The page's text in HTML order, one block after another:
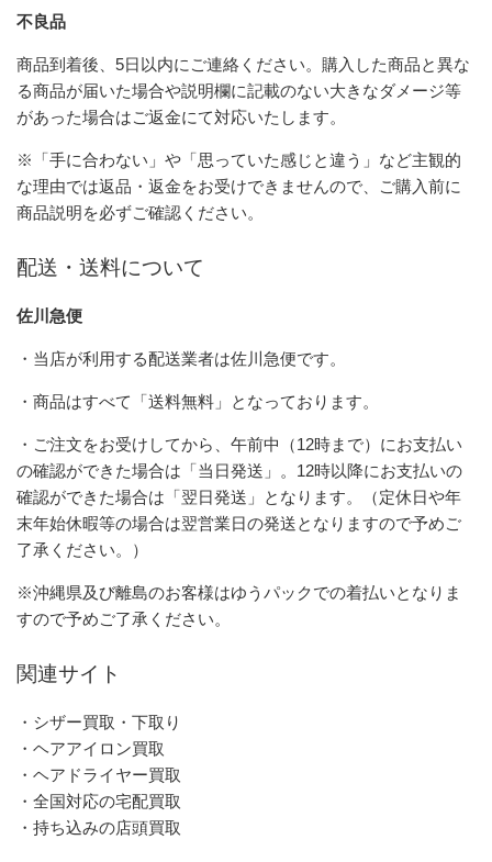
不良品
商品到着後、5日以内にご連絡ください。購入した商品と異な
る商品が届いた場合や説明欄に記載のない大きなダメージ等
があった場合はご返金にて対応いたします。
※「手に合わない」や「思っていた感じと違う」など主観的
な理由では返品・返金をお受けできませんので、ご購入前に
商品説明を必ずご確認ください。
配送・送料について
佐川急便
・当店が利用する配送業者は佐川急便です。
・商品はすべて「送料無料」となっております。
・ご注文をお受けしてから、午前中（12時まで）にお支払い
の確認ができた場合は「当日発送」。12時以降にお支払いの
確認ができた場合は「翌日発送」となります。（定休日や年
末年始休暇等の場合は翌営業日の発送となりますので予めご
了承ください。）
※沖縄県及び離島のお客様はゆうパックでの着払いとなりま
すので予めご了承ください。
関連サイト
・シザー買取・下取り
・ヘアアイロン買取
・ヘアドライヤー買取
・全国対応の宅配買取
・持ち込みの店頭買取